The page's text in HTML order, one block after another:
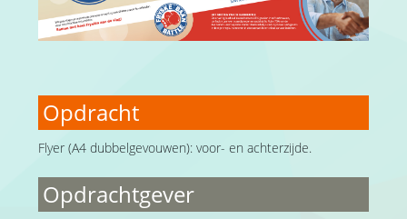
Opdracht
Flyer (A4 dubbelgevouwen): voor- en achterzijde.
Opdrachtgever